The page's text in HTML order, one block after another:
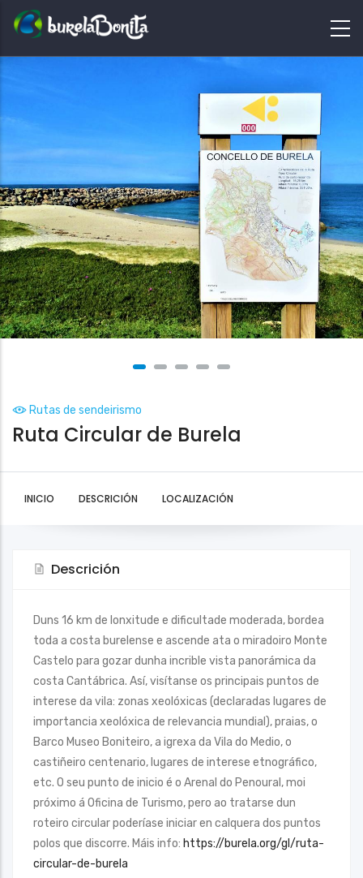
Rutas de sendeirismo
Ruta Circular de Burela
INICIO DESCRICIÓN LOCALIZACIÓN
Descrición
Duns 16 km de lonxitude e dificultade moderada, bordea
toda a costa burelense e ascende ata o miradoiro Monte
Castelo para gozar dunha incrible vista panorámica da
costa Cantábrica. Así, visítanse os principais puntos de
interese da vila: zonas xeolóxicas (declaradas lugares de
importancia xeolóxica de relevancia mundial), praias, o
Barco Museo Boniteiro, a igrexa da Vila do Medio, o
castiñeiro centenario, lugares de interese etnográfico,
etc. O seu punto de inicio é o Arenal do Penoural, moi
próximo á Oficina de Turismo, pero ao tratarse dun
roteiro circular poderíase iniciar en calquera dos puntos
polos que discorre. Máis info: https://burela.org/gl/ruta-
circular-de-burela